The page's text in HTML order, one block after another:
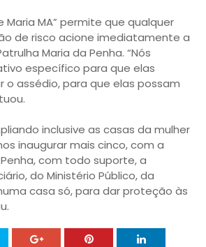
Maria MA” permite que qualquer
de risco acione imediatamente a
Maria da Penha. “Nós
específico para que elas
o assédio, para que elas possam
inclusive as casas da mulher
inaugurar mais cinco, com a
com todo suporte, a
do Ministério Público, da
casa só, para dar proteção às